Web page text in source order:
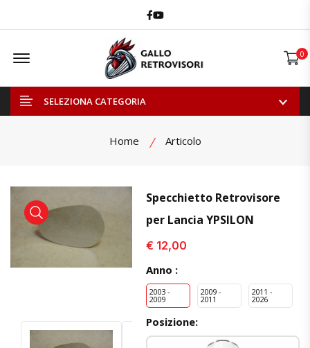
Facebook
Youtube
Offcanvas Menu Open 0
SELEZIONA CATEGORIA
Home Articolo
visualizza prodotto visualizza prodotto
Specchietto Retrovisore
per Lancia YPSILON
€ 12,00
Anno :
2003 -
2009
2009 -
2011
2011 -
2026
Posizione: